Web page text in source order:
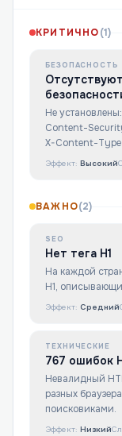
КРИТИЧНО(1)
БЕЗОПАСНОСТЬ
Не
Content-
X-Content-
Эффект: Высокий
ВАЖНО(2)
SEO
Нет тега H1
На каждой
H1,
Эффект: Средний
ТЕХНИЧЕСКИЕ
767 ошибок
Невалидный
разных
поисковиками.
Эффект: Низкий